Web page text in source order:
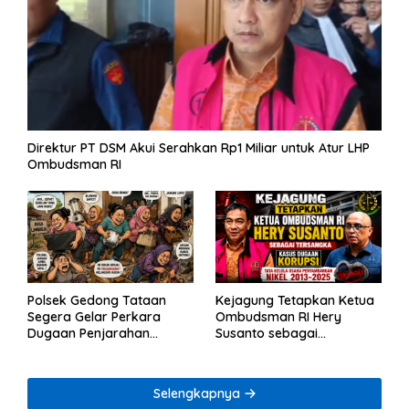
Direktur PT DSM Akui Serahkan Rp1 Miliar untuk Atur LHP
Ombudsman RI
Polsek Gedong Tataan
Segera Gelar Perkara
Dugaan Penjarahan
Kejagung Tetapkan Ketua
Ombudsman RI Hery
Susanto sebagai
Tambang Nikel
Selengkapnya